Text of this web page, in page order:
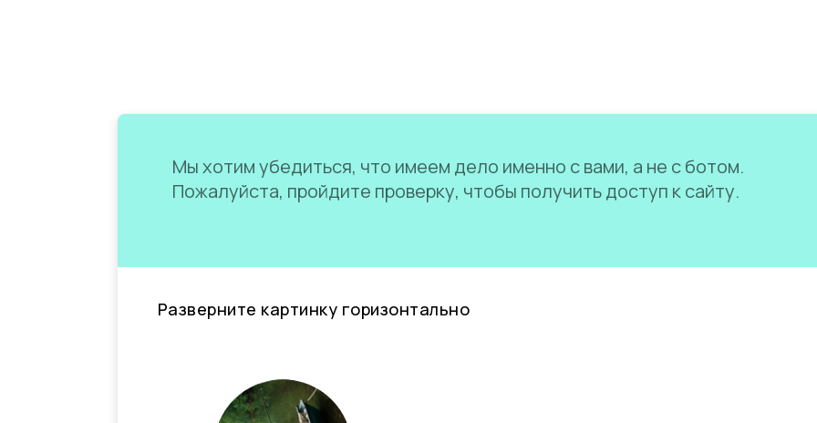
Мы хотим убедиться, что имеем дело именно с вами, а не с ботом.
Пожалуйста, пройдите проверку, чтобы получить доступ к сайту.
Разверните картинку горизонтально